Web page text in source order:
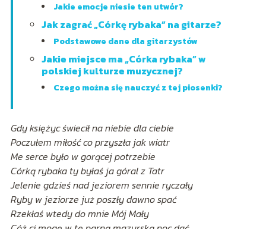
Jakie emocje niesie ten utwór?
Jak zagrać „Córkę rybaka” na gitarze?
Podstawowe dane dla gitarzystów
Jakie miejsce ma „Córka rybaka” w
polskiej kulturze muzycznej?
Czego można się nauczyć z tej piosenki?
Gdy księżyc świecił na niebie dla ciebie
Poczułem miłość co przyszła jak wiatr
Me serce było w gorącej potrzebie
Córką rybaka ty byłaś ja góral z Tatr
Jelenie gdzieś nad jeziorem sennie ryczały
Ryby w jeziorze już poszły dawno spać
Rzekłaś wtedy do mnie Mój Mały